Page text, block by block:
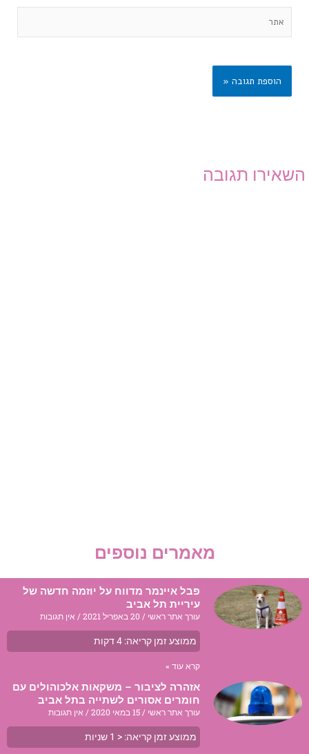
מאמרים נוספים
פבל איינמר מדווח על יוזמה חדשה של
עיריית תל אביב
עורך אתר ראשי אין תגובות
ממוצע זמן קריאה: 4 דקות
קרא עוד »
אזהרה לציבור – משקאות אלכוהולים עם
חומרים אסורים לשתייה בתל אביב
עורך אתר ראשי 15 במאי 2020 אין תגובות
ממוצע זמן קריאה: < 1 שניות
השאירו תגובה